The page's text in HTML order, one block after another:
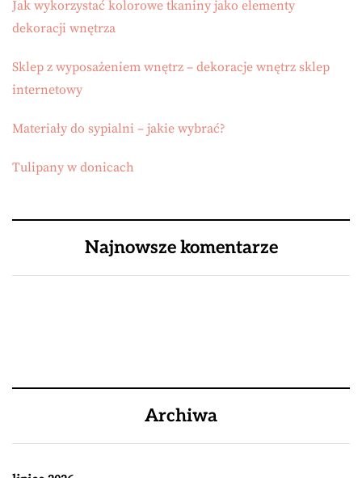
Jak wykorzystać kolorowe tkaniny jako elementy
dekoracji wnętrza
Sklep z wyposażeniem wnętrz – dekoracje wnętrz sklep
internetowy
Materiały do sypialni – jakie wybrać?
Tulipany w donicach
Najnowsze komentarze
Archiwa